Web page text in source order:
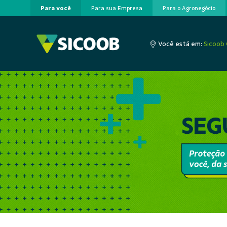
Pular para o Conteúdo principal
Para você Para sua Empresa Para o Agronegócio
Você está em:Sicoob